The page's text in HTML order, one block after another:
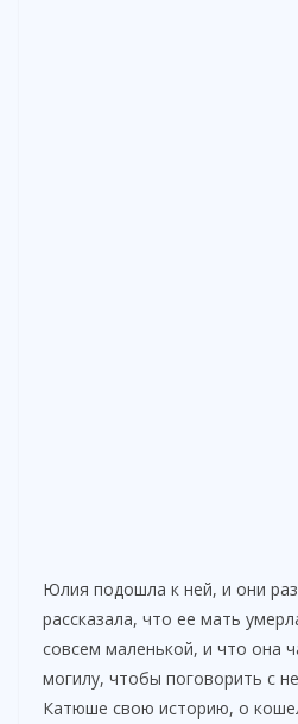
Юлия подошла к ней, и они
рассказала, что ее мать
совсем маленькой, и что она
могилу, чтобы поговорить с
Катюше свою историю, о